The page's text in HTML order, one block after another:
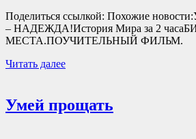
Поделиться ссылкой: Похожие
– НАДЕЖДА!История Мира за 2
МЕСТА.ПОУЧИТЕЛЬНЫЙ ФИЛЬМ.
Читать далее
Умей прощать